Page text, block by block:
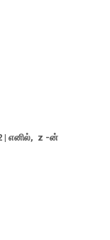
| எனில், z -ன்